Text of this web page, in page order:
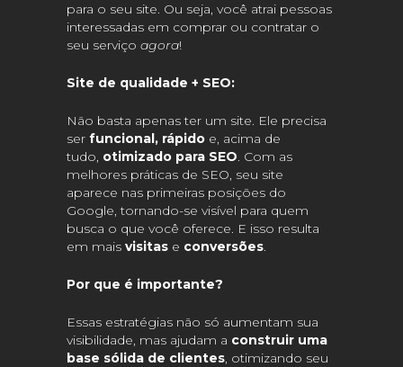
para o seu site. Ou seja, você atrai pessoas
interessadas em comprar ou contratar o
seu serviço agora!
Site de qualidade + SEO:
Não basta apenas ter um site. Ele precisa
ser funcional, rápido e, acima de
tudo, otimizado para SEO. Com as
melhores práticas de SEO, seu site
aparece nas primeiras posições do
Google, tornando-se visível para quem
busca o que você oferece. E isso resulta
em mais visitas e conversões.
Por que é importante?
Essas estratégias não só aumentam sua
visibilidade, mas ajudam a construir uma
base sólida de clientes, otimizando seu